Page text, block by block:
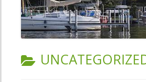
TRAUER UM DIETER BLUDAU
24H-WETTFAHRT 2024
MARITIMES BRUNCH BUFFET
KATEGORIE: